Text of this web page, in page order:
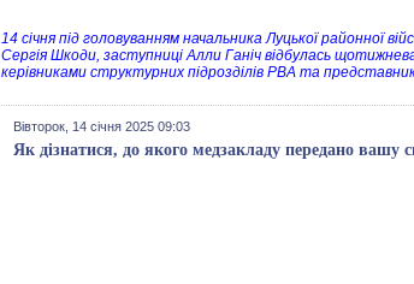
14 січня під головуванням начальника Луцької районної
Сергія Шкоди, заступниці Алли Ганіч відбулась
керівниками структурних підрозділів РВА та
Вівторок, 14 січня 2025 09:03
Як дізнатися, до якого медзакладу передано вашу